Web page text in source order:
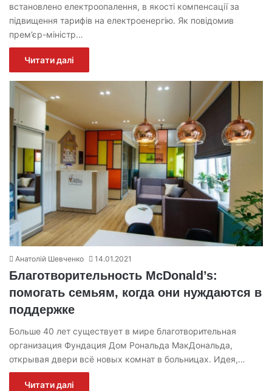
встановлено електроопалення, в якості компенсації за
підвищення тарифів на електроенергію. Як повідомив
прем’єр-міністр…
Читати далі
Анатолій Шевченко 14.01.2021
Благотворительность McDonald’s:
помогать семьям, когда они нуждаются в
поддержке
Больше 40 лет существует в мире благотворительная
организация Фундация Дом Рональда МакДональда,
открывая двери всё новых комнат в больницах. Идея,…
Читати далі